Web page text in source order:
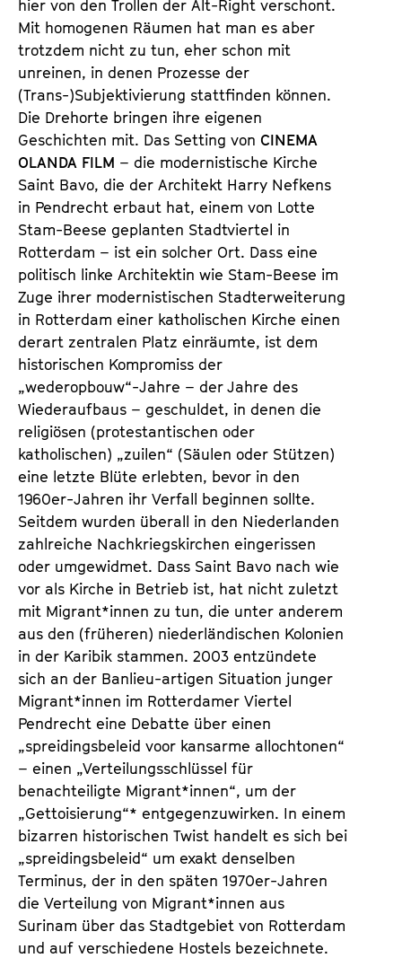
hier von den Trollen der Alt-Right verschont.
Mit homogenen Räumen hat man es aber
trotzdem nicht zu tun, eher schon mit
unreinen, in denen Prozesse der
(Trans-)Subjektivierung stattfinden können.
Die Drehorte bringen ihre eigenen
Geschichten mit. Das Setting von CINEMA
OLANDA FILM – die modernistische Kirche
Saint Bavo, die der Architekt Harry Nefkens
in Pendrecht erbaut hat, einem von Lotte
Stam-Beese geplanten Stadtviertel in
Rotterdam – ist ein solcher Ort. Dass eine
politisch linke Architektin wie Stam-Beese im
Zuge ihrer modernistischen Stadterweiterung
in Rotterdam einer katholischen Kirche einen
derart zentralen Platz einräumte, ist dem
historischen Kompromiss der
„wederopbouw“-Jahre – der Jahre des
Wiederaufbaus – geschuldet, in denen die
religiösen (protestantischen oder
katholischen) „zuilen“ (Säulen oder Stützen)
eine letzte Blüte erlebten, bevor in den
1960er-Jahren ihr Verfall beginnen sollte.
Seitdem wurden überall in den Niederlanden
zahlreiche Nachkriegskirchen eingerissen
oder umgewidmet. Dass Saint Bavo nach wie
vor als Kirche in Betrieb ist, hat nicht zuletzt
mit Migrant*innen zu tun, die unter anderem
aus den (früheren) niederländischen Kolonien
in der Karibik stammen. 2003 entzündete
sich an der Banlieu-artigen Situation junger
Migrant*innen im Rotterdamer Viertel
Pendrecht eine Debatte über einen
„spreidingsbeleid voor kansarme allochtonen“
– einen „Verteilungsschlüssel für
benachteiligte Migrant*innen“, um der
„Gettoisierung“* entgegenzuwirken. In einem
bizarren historischen Twist handelt es sich bei
„spreidingsbeleid“ um exakt denselben
Terminus, der in den späten 1970er-Jahren
die Verteilung von Migrant*innen aus
Surinam über das Stadtgebiet von Rotterdam
und auf verschiedene Hostels bezeichnete.